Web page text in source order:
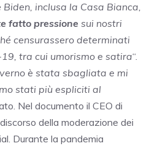
inclusa la Casa Bianca,
fatto pressione sui nostri
censurassero determinati
tra cui umorismo e satira“.
è stata sbagliata e mi
stati più espliciti al
Nel documento il CEO di
della moderazione dei
Durante la pandemia